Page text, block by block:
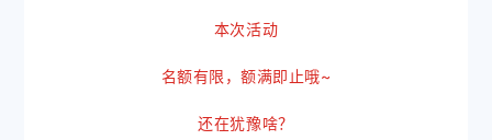
本次活动
名额有限，额满即止哦~
还在犹豫啥？